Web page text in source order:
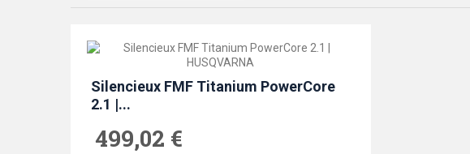
Silencieux FMF Titanium PowerCore
2.1 |...
499,02 €